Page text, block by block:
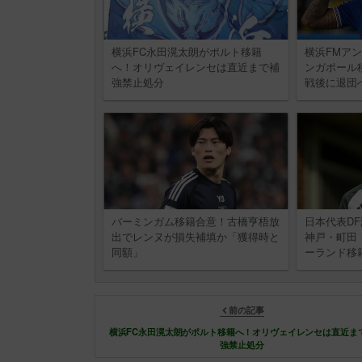
横浜FC永田滉太朗がポルト移籍
へ！オリヴェイレンセは直近まで補
強禁止処分
横浜FMア
ンガポール
戦後に退団
バーミンガム移籍合意！古橋亨梧放
出でレンヌが損失補填か「獲得時と
同額」
日本代表
神戸・町田
ーランド移
前の記事
横浜FC永田滉太朗がポルト移籍へ！オリヴェイレンセは直近ま
強禁止処分